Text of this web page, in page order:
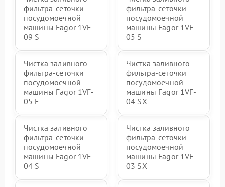
фильтра-сеточки
посудомоечной
машины Fagor 1VF-
09 S
фильтра-сеточки
посудомоечной
машины Fagor 1VF-
05 S
Чистка заливного
фильтра-сеточки
посудомоечной
машины Fagor 1VF-
05 E
Чистка заливного
фильтра-сеточки
посудомоечной
машины Fagor 1VF-
04 SX
Чистка заливного
фильтра-сеточки
посудомоечной
машины Fagor 1VF-
04 S
Чистка заливного
фильтра-сеточки
посудомоечной
машины Fagor 1VF-
03 SX